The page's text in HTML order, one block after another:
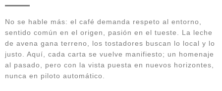
No se hable más: el café demanda respeto al entorno,
sentido común en el origen, pasión en el tueste. La leche
de avena gana terreno, los tostadores buscan lo local y lo
justo. Aquí, cada carta se vuelve manifiesto; un homenaje
al pasado, pero con la vista puesta en nuevos horizontes,
nunca en piloto automático.